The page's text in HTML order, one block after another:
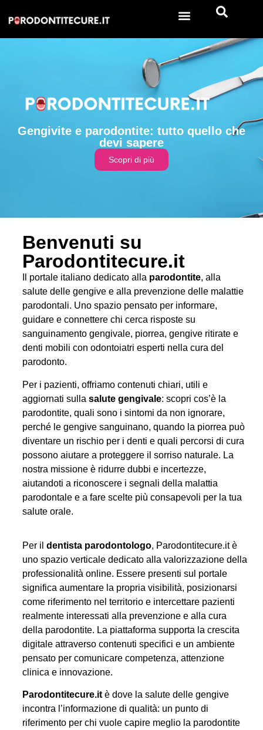
Gengivite e parodontite: tutto quello che
devi sapere
Scopri di più
Benvenuti su
Parodontitecure.it
Il portale italiano dedicato alla parodontite, alla
salute delle gengive e alla prevenzione delle malattie
parodontali. Uno spazio pensato per informare,
guidare e connettere chi cerca risposte su
sanguinamento gengivale, piorrea, gengive ritirate e
denti mobili con odontoiatri esperti nella cura del
parodonto.
Per i pazienti, offriamo contenuti chiari, utili e
aggiornati sullasalute gengivale: scopri cos’è la
parodontite, quali sono i sintomi da non ignorare,
perché le gengive sanguinano, quando la piorrea può
diventare un rischio per i denti e quali percorsi di cura
possono aiutare a proteggere il sorriso naturale. La
nostra missione è ridurre dubbi e incertezze,
aiutandoti a riconoscere i segnali della malattia
parodontale e a fare scelte più consapevoli per la tua
salute orale.
Per ildentista parodontologo, Parodontitecure.it è
uno spazio verticale dedicato alla valorizzazione della
professionalità online. Essere presenti sul portale
significa aumentare la propria visibilità, posizionarsi
come riferimento nel territorio e intercettare pazienti
realmente interessati alla prevenzione e alla cura
della parodontite. La piattaforma supporta la crescita
digitale attraverso contenuti specifici e un ambiente
pensato per comunicare competenza, attenzione
clinica e innovazione.
Parodontitecure.it è dove la salute delle gengive
incontra l’informazione di qualità: un punto di
riferimento per chi vuole capire meglio la parodontite